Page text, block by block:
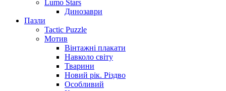
Lumo Stars
Динозаври
Пазли
Tactic Puzzle
Мотив
Вінтажні плакати
Навколо світу
Тварини
Новий рік. Різдво
Особливий